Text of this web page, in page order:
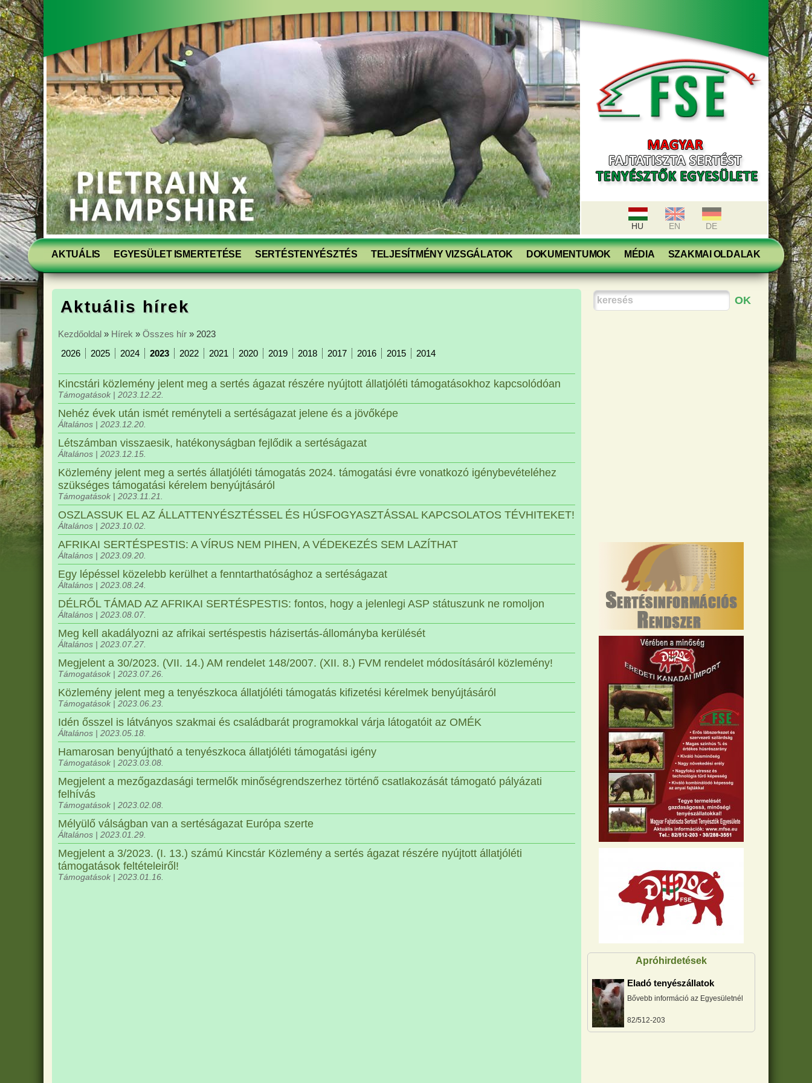
HU EN DE
AKTUÁLIS
HÍREK
TÁMOGATÁSOK
EGYESÜLET ISMERTETÉSE
EGYESÜLET FELADATA ÉS CÉLJAI
ALAPSZABÁLY
SERTÉSTENYÉSZTÉS
FAJTAISMERTETÉS
TELJESÍTMÉNY VIZSGÁLATOK
BLUP rangsor
DOKUMENTUMOK
JOGSZABÁLYOK, RENDELETEK
MÉDIA
VIDEÓK
SZAKMAI OLDALAK
Aktuális hírek
Kezdőoldal » Hírek » Összes hír » 2023
2026
2025 2024 2023 2022 2021 2020 2019 2018 2017 2016 2015 2014
Kincstári közlemény jelent meg a sertés ágazat részére nyújtott állatjóléti támogatásokhoz kapcsolódóan
Támogatások | 2023.12.22.
Nehéz évek után ismét reményteli a sertéságazat jelene és a jövőképe
Általános | 2023.12.20.
Létszámban visszaesik, hatékonyságban fejlődik a sertéságazat
Általános | 2023.12.15.
Közlemény jelent meg a sertés állatjóléti támogatás 2024. támogatási évre vonatkozó igénybevételéhez
szükséges támogatási kérelem benyújtásáról
Támogatások | 2023.11.21.
OSZLASSUK EL AZ ÁLLATTENYÉSZTÉSSEL ÉS HÚSFOGYASZTÁSSAL KAPCSOLATOS TÉVHITEKET!
Általános | 2023.10.02.
AFRIKAI SERTÉSPESTIS: A VÍRUS NEM PIHEN, A VÉDEKEZÉS SEM LAZÍTHAT
Általános | 2023.09.20.
Egy lépéssel közelebb kerülhet a fenntarthatósághoz a sertéságazat
Általános | 2023.08.24.
DÉLRŐL TÁMAD AZ AFRIKAI SERTÉSPESTIS: fontos, hogy a jelenlegi ASP státuszunk ne romoljon
Általános | 2023.08.07.
Meg kell akadályozni az afrikai sertéspestis házisertás-állományba kerülését
Általános | 2023.07.27.
Megjelent a 30/2023. (VII. 14.) AM rendelet 148/2007. (XII. 8.) FVM rendelet módosításáról közlemény!
Támogatások | 2023.07.26.
Közlemény jelent meg a tenyészkoca állatjóléti támogatás kifizetési kérelmek benyújtásáról
Támogatások | 2023.06.23.
Idén ősszel is látványos szakmai és családbarát programokkal várja látogatóit az OMÉK
Általános | 2023.05.18.
Hamarosan benyújtható a tenyészkoca állatjóléti támogatási igény
Támogatások | 2023.03.08.
Megjelent a mezőgazdasági termelők minőségrendszerhez történő csatlakozását támogató pályázati
felhívás
Támogatások | 2023.02.08.
Mélyülő válságban van a sertéságazat Európa szerte
Általános | 2023.01.29.
Megjelent a 3/2023. (I. 13.) számú Kincstár Közlemény a sertés ágazat részére nyújtott állatjóléti
támogatások feltételeiről!
Támogatások | 2023.01.16.
Apróhirdetések
Eladó tenyészállatok
Bővebb információ az Egyesületnél
82/512-203